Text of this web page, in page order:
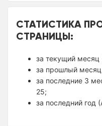
СТАТИСТИКА
СТРАНИЦЫ:
за текущий месяц
за прошлый
за последние 3
25;
за последний год